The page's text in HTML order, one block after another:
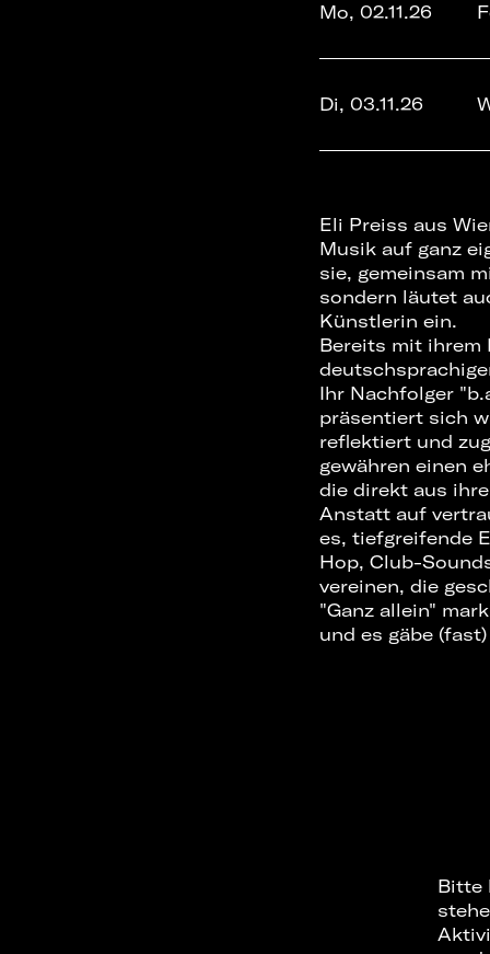
Mo, 02.11.26
Di, 03.11.26
Eli Preiss aus
Musik auf ganz
sie, gemeinsam
sondern läutet
Künstlerin ein.
Bereits mit ihrem
Ihr Nachfolger
präsentiert sich
reflektiert und
gewähren einen
die direkt aus
Anstatt auf
es, tiefgreifende
Hop, Club-
vereinen, die
"Ganz allein"
und es gäbe
Bitte